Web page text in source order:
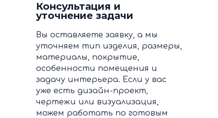
Консультация и
уточнение задачи
Вы оставляете заявку, а мы
уточняем тип изделия, размеры,
материалы, покрытие,
особенности помещения и
задачу интерьера. Если у вас
уже есть дизайн-проект,
чертежи или визуализация,
можем работать по готовым